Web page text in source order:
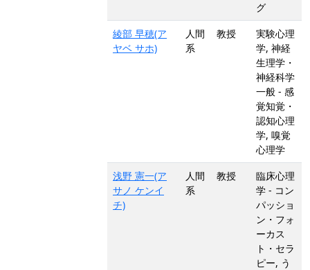
グ
綾部 早穂(ア
ヤベ サホ)
人間
系
教授
実験心理
学, 神経
生理学・
神経科学
一般 - 感
覚知覚・
認知心理
学, 嗅覚
心理学
浅野 憲一(ア
サノ ケンイ
チ)
人間
系
教授
臨床心理
学 - コン
パッショ
ン・フォ
ーカス
ト・セラ
ピー, う